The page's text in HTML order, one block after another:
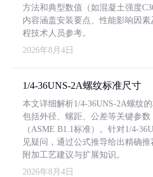
方法和典型数值（如混凝土强度
内容涵盖安装要点、性能影响因
程技术人员参考。
2026年8月4日
1/4-36UNS-2A螺纹标准尺寸
本文详细解析1/4-36UNS-2A螺纹
包括外径、螺距、公差等关键参
（ASME B1.1标准）。针对1/4-
见疑问，通过公式推导给出精确
附加工艺建议与扩展知识。
2026年8月4日